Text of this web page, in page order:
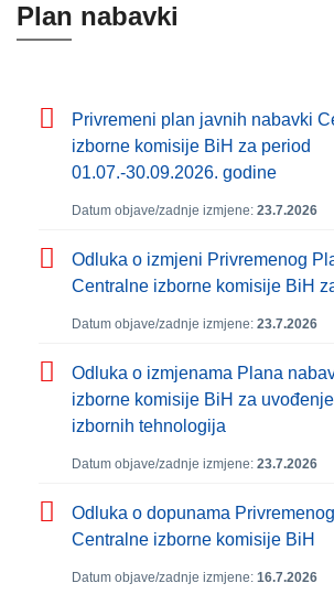
Plan nabavki
Privremeni plan javnih nabavki
izborne komisije BiH za period
01.07.-30.09.2026. godine
Datum objave/zadnje izmjene: 23.7.2026
Odluka o izmjeni Privremenog
Centralne izborne komisije BiH
Datum objave/zadnje izmjene: 23.7.2026
Odluka o izmjenama Plana
izborne komisije BiH za
izbornih tehnologija
Datum objave/zadnje izmjene: 23.7.2026
Odluka o dopunama
Centralne izborne komisije BiH
Datum objave/zadnje izmjene: 16.7.2026